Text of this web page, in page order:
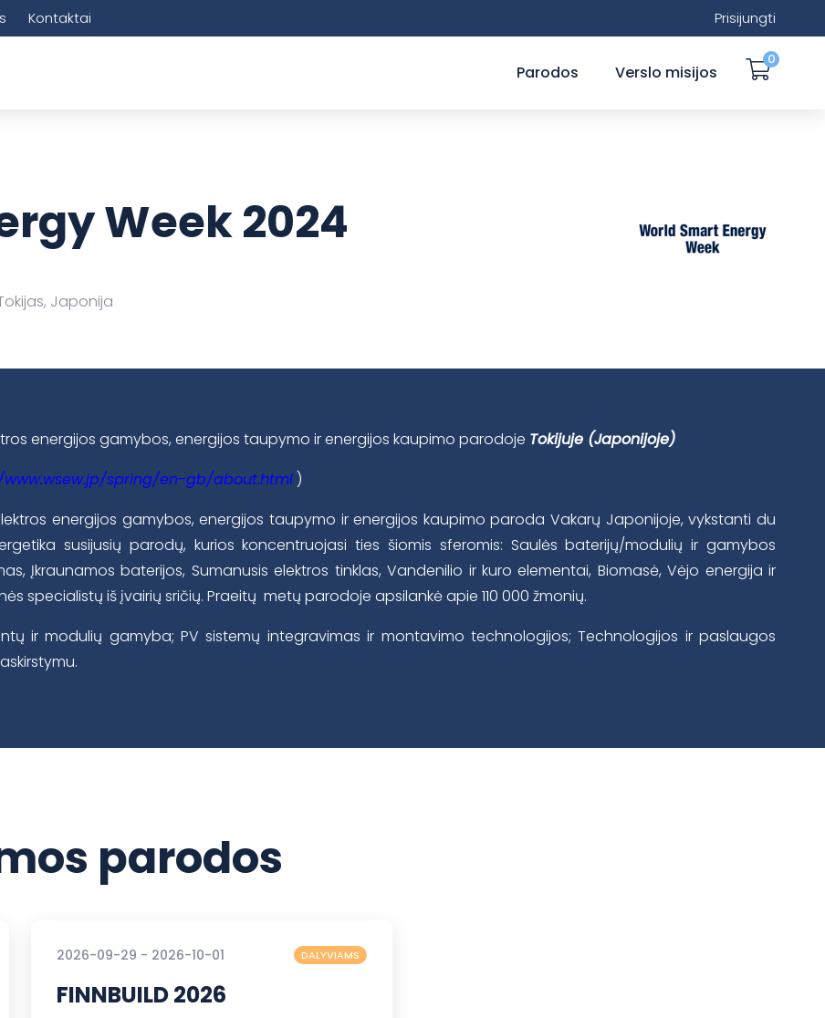
Kontaktai Prisijungti
Parodos Verslo misijos
0
Week 2024
Japonija
energijos gamybos, energijos taupymo ir energijos kaupimo parodoje Tokijuje (Japonijoje)
spring/en-gb/about.html )
energijos gamybos, energijos taupymo ir energijos kaupimo paroda Vakarų Japonijoje, vykstanti du
susijusių parodų, kurios koncentruojasi ties šiomis sferomis: Saulės baterijų/modulių ir gamybos
Įkraunamos baterijos, Sumanusis elektros tinklas, Vandenilio ir kuro elementai, Biomasė, Vėjo energija ir
specialistų iš įvairių sričių. Praeitų metų parodoje apsilankė apie 110 000 žmonių.
ir modulių gamyba; PV sistemų integravimas ir montavimo technologijos; Technologijos ir paslaugos
parodos
2026-09-29 - 2026-10-01 DALYVIAMS
FINNBUILD 2026